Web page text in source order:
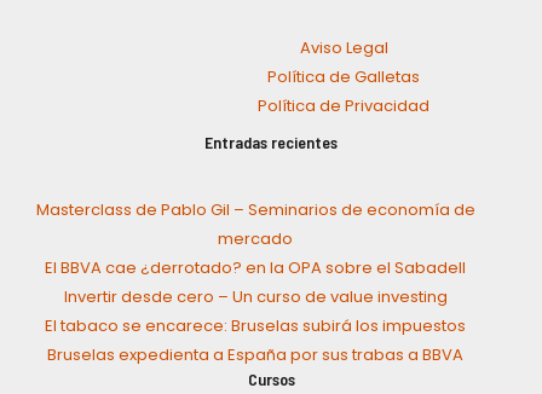
Aviso Legal
Política de Galletas
Política de Privacidad
Entradas recientes
Masterclass de Pablo Gil – Seminarios de economía de
mercado
El BBVA cae ¿derrotado? en la OPA sobre el Sabadell
Invertir desde cero – Un curso de value investing
El tabaco se encarece: Bruselas subirá los impuestos
Bruselas expedienta a España por sus trabas a BBVA
Cursos